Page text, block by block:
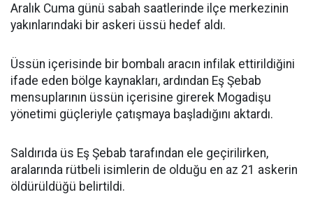
Aralık Cuma günü sabah saatlerinde ilçe merkezinin
yakınlarındaki bir askeri üssü hedef aldı.
Üssün içerisinde bir bombalı aracın infilak ettirildiğini
ifade eden bölge kaynakları, ardından Eş Şebab
mensuplarının üssün içerisine girerek Mogadişu
yönetimi güçleriyle çatışmaya başladığını aktardı.
Saldırıda üs Eş Şebab tarafından ele geçirilirken,
aralarında rütbeli isimlerin de olduğu en az 21 askerin
öldürüldüğü belirtildi.